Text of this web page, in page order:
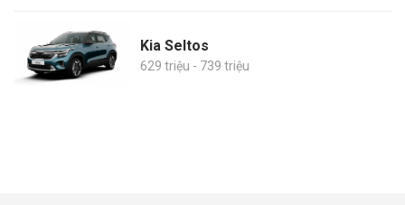
Kia Seltos
629 triệu - 739 triệu